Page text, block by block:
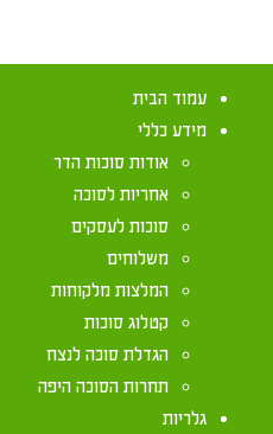
עמוד הבית
מידע כללי
אודות סוכות הדר
אחריות לסוכה
סוכות לעסקים
משלוחים
המלצות מלקוחות
קטלוג סוכות
הגדלת סוכה לנצח
תחרות הסוכה היפה
גלריות
להלן קיצור